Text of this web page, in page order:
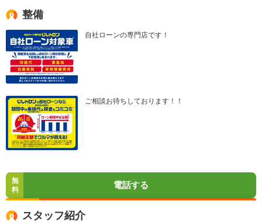
整備
自社ローンの専門店です！
ご相談お待ちしております！！
無
料
電話する
スタッフ紹介